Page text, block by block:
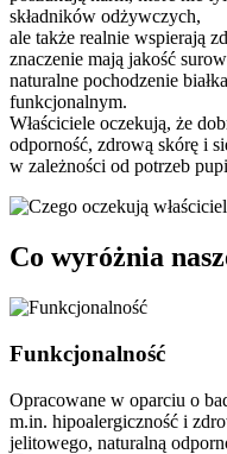
składników odżywczych,
ale także realnie wspierają
znaczenie mają jakość
naturalne pochodzenie
funkcjonalnym.
Właściciele oczekują, że
odporność, zdrową skórę i
w zależności od potrzeb
Co wyróżnia
Funkcjonalność
Opracowane w oparciu o
m.in. hipoalergiczność i
jelitowego, naturalną